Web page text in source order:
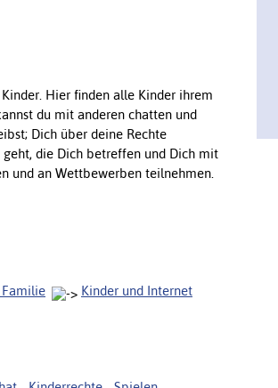
Hier finden alle Kinder ihrem
du mit anderen chatten und
Dich über deine Rechte
die Dich betreffen und Dich mit
und an Wettbewerben teilnehmen.
Familie Kinder und Internet